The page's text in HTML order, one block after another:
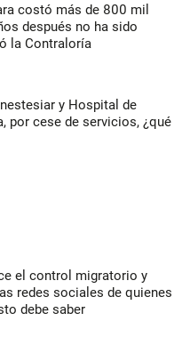
costó más de 800 mil
después no ha sido
la Contraloría
y Hospital de
por cese de servicios, ¿qué
el control migratorio y
redes sociales de quienes
debe saber